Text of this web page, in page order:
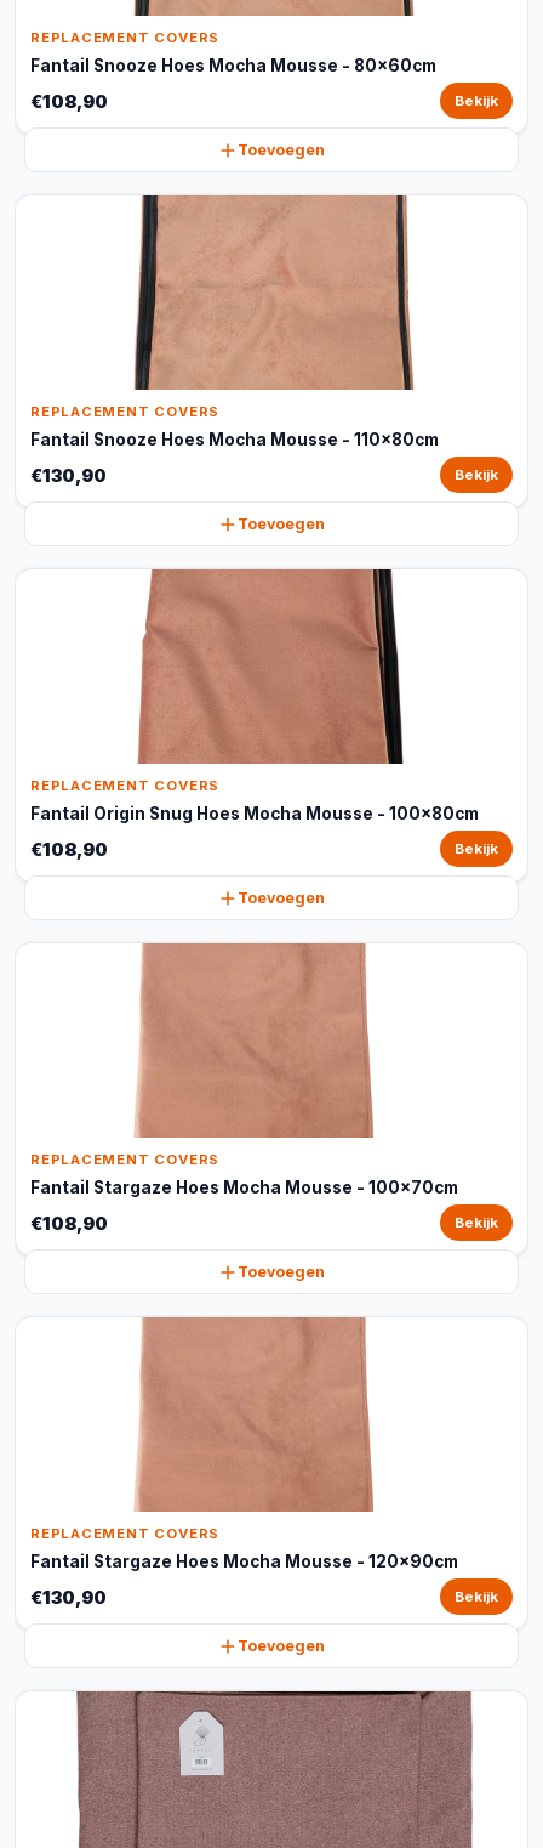
REPLACEMENT COVERS
Fantail Snooze Hoes Mocha Mousse - 80x60cm
€108,90 Bekijk
Toevoegen
REPLACEMENT COVERS
Fantail Snooze Hoes Mocha Mousse - 110x80cm
€130,90 Bekijk
Toevoegen
REPLACEMENT COVERS
Fantail Origin Snug Hoes Mocha Mousse - 100x80cm
€108,90 Bekijk
Toevoegen
REPLACEMENT COVERS
Fantail Stargaze Hoes Mocha Mousse - 100x70cm
€108,90 Bekijk
Toevoegen
REPLACEMENT COVERS
Fantail Stargaze Hoes Mocha Mousse - 120x90cm
€130,90 Bekijk
Toevoegen